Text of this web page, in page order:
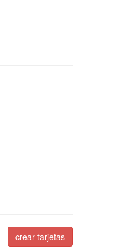
crear tarjetas